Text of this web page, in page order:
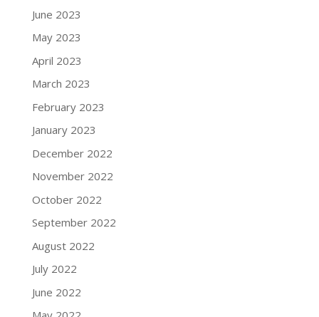
June 2023
May 2023
April 2023
March 2023
February 2023
January 2023
December 2022
November 2022
October 2022
September 2022
August 2022
July 2022
June 2022